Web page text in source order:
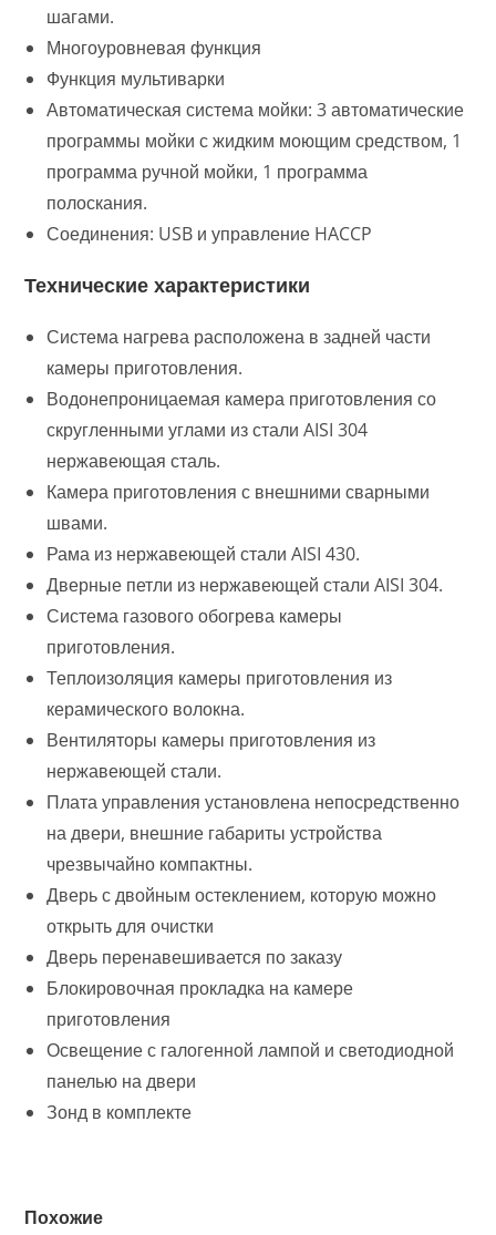
шагами.
Многоуровневая функция
Функция мультиварки
Автоматическая система мойки: 3 автоматические
программы мойки с жидким моющим средством, 1
программа ручной мойки, 1 программа
полоскания.
Соединения: USB и управление HACCP
Технические характеристики
Система нагрева расположена в задней части
камеры приготовления.
Водонепроницаемая камера приготовления со
скругленными углами из стали AISI 304
нержавеющая сталь.
Камера приготовления с внешними сварными
швами.
Рама из нержавеющей стали AISI 430.
Дверные петли из нержавеющей стали AISI 304.
Система газового обогрева камеры
приготовления.
Теплоизоляция камеры приготовления из
керамического волокна.
Вентиляторы камеры приготовления из
нержавеющей стали.
Плата управления установлена непосредственно
на двери, внешние габариты устройства
чрезвычайно компактны.
Дверь с двойным остеклением, которую можно
открыть для очистки
Дверь перенавешивается по заказу
Блокировочная прокладка на камере
приготовления
Освещение с галогенной лампой и светодиодной
панелью на двери
Зонд в комплекте
Похожие